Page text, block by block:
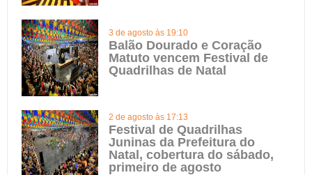
3 de agosto às 19:10
Balão Dourado e Coração
Matuto vencem Festival de
Quadrilhas de Natal
2 de agosto às 17:13
Festival de Quadrilhas
Juninas da Prefeitura do
Natal, cobertura do sábado,
primeiro de agosto